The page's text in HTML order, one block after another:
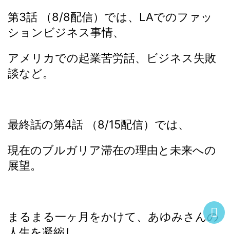
第3話 （8/8配信）では、LAでのファッ
ションビジネス事情、
アメリカでの起業苦労話、ビジネス失敗
談など。
最終話の第4話 （8/15配信）では、
現在のブルガリア滞在の理由と未来への
展望。
まるまる一ヶ月をかけて、あゆみさんの